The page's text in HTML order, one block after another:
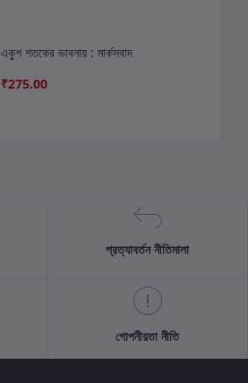
একুশ শতকের ভাবনায় : মার্কসবাদ
₹275.00
প্রত্যাবর্তন নীতিমালা
গোপনীয়তা নীতি